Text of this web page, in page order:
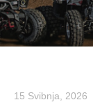
15 Svibnja, 2026